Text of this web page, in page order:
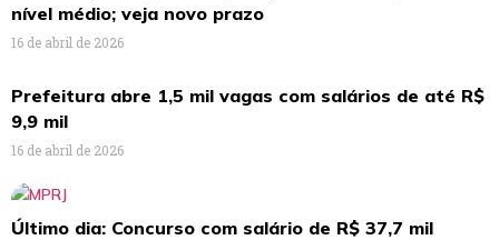
nível médio; veja novo prazo
16 de abril de 2026
Prefeitura abre 1,5 mil vagas com salários de até R$
9,9 mil
16 de abril de 2026
Último dia: Concurso com salário de R$ 37,7 mil